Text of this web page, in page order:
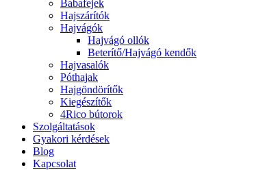
Babafejek
Hajszárítók
Hajvágók
Hajvágó ollók
Beterítő/Hajvágó kendők
Hajvasalók
Póthajak
Hajgöndörítők
Kiegészítők
4Rico bútorok
Szolgáltatások
Gyakori kérdések
Blog
Kapcsolat